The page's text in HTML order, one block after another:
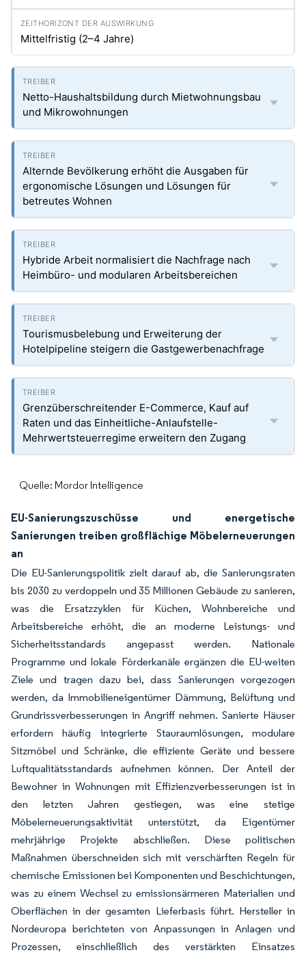
Mittelfristig (2–4 Jahre)
Netto-Haushaltsbildung durch Mietwohnungsbau
und Mikrowohnungen
Alternde Bevölkerung erhöht die Ausgaben für
ergonomische Lösungen und Lösungen für
betreutes Wohnen
Hybride Arbeit normalisiert die Nachfrage nach
Heimbüro- und modularen Arbeitsbereichen
Tourismusbelebung und Erweiterung der
Hotelpipeline steigern die Gastgewerbenachfrage
Grenzüberschreitender E-Commerce, Kauf auf
Raten und das Einheitliche-Anlaufstelle-
Mehrwertsteuerregime erweitern den Zugang
Quelle: Mordor Intelligence
EU-Sanierungszuschüsse und energetische
Sanierungen treiben großflächige Möbelerneuerungen
an
Die EU-Sanierungspolitik zielt darauf ab, die Sanierungsraten
bis 2030 zu verdoppeln und 35 Millionen Gebäude zu sanieren,
was die Ersatzzyklen für Küchen, Wohnbereiche und
Arbeitsbereiche erhöht, die an moderne Leistungs- und
Sicherheitsstandards angepasst werden. Nationale
Programme und lokale Förderkanäle ergänzen die EU-weiten
Ziele und tragen dazu bei, dass Sanierungen vorgezogen
werden, da Immobilieneigentümer Dämmung, Belüftung und
Grundrissverbesserungen in Angriff nehmen. Sanierte Häuser
erfordern häufig integrierte Stauraumlösungen, modulare
Sitzmöbel und Schränke, die effiziente Geräte und bessere
Luftqualitätsstandards aufnehmen können. Der Anteil der
Bewohner in Wohnungen mit Effizienzverbesserungen ist in
den letzten Jahren gestiegen, was eine stetige
Möbelerneuerungsaktivität unterstützt, da Eigentümer
mehrjährige Projekte abschließen. Diese politischen
Maßnahmen überschneiden sich mit verschärften Regeln für
chemische Emissionen bei Komponenten und Beschichtungen,
was zu einem Wechsel zu emissionsärmeren Materialien und
Oberflächen in der gesamten Lieferbasis führt. Hersteller in
Nordeuropa berichteten von Anpassungen in Anlagen und
Prozessen, einschließlich des verstärkten Einsatzes